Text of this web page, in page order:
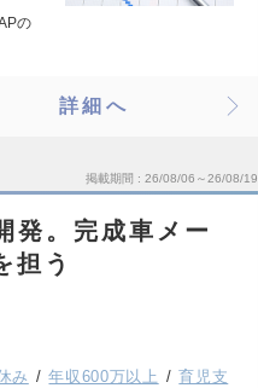
の
詳細へ
掲載期間 26/08/06～26/08/19
発。完成車メー
担う
み 年収600万以上
育児支